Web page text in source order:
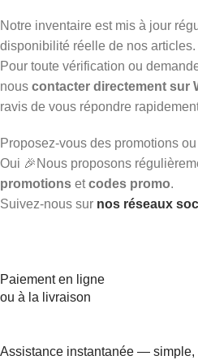
Notre inventaire est mis à jour
disponibilité réelle de nos articles.
Pour toute vérification ou
nous contacter directement sur
ravis de vous répondre
Proposez-vous des promotions
Oui 🎉Nous proposons
promotions etcodes promo.
Suivez-nous sur nos réseaux
Paiement en ligne
ou à la livraison
Assistance instantanée —